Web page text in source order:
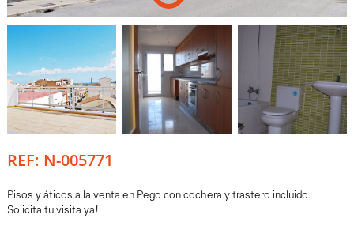
REF: N-005771
Pisos y áticos a la venta en Pego con cochera y trastero incluido.
Solicita tu visita ya!